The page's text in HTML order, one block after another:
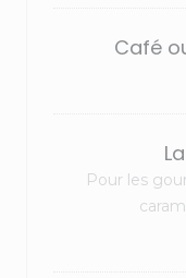
Café
Pour les